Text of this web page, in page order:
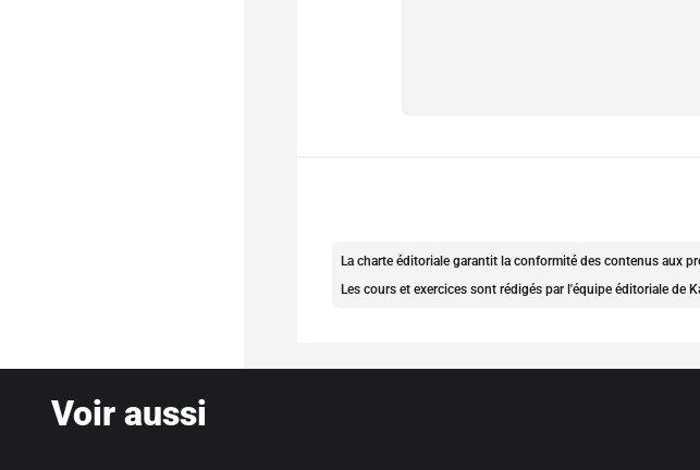
La charte éditoriale garantit la conformité des contenus aux
Les cours et exercices sont rédigés par l'équipe éditoriale de
Voir aussi